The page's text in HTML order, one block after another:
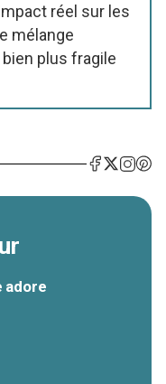
réel sur les
mélange
plus fragile
adore